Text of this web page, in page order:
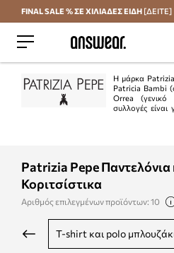
Εξοικονομήστε με το
FINAL SALE % ΣΕ ΧΙΛΙΑΔΕΣ ΕΙΔΗ [ΔΕΙΤΕ]
Η μάρκα
Patricia Bambi
Orrea (γενικό
συλλογές είναι
Patrizia Pepe Παντελόνια
Κοριτσίστικα
Αριθμός επιλεγμένων προϊόντων: 10
t-shirt και polo